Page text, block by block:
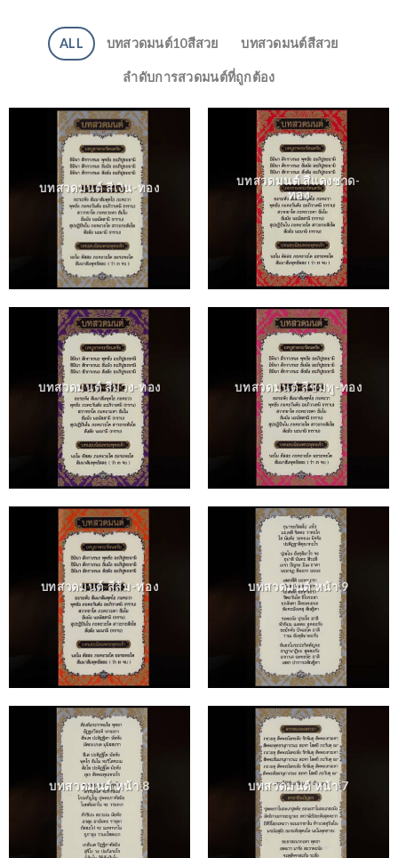
ALL บทสวดมนต์10สีสวย บทสวดมนต์สีสวย
ลำดับการสวดมนต์ที่ถูกต้อง
บทสวดมนต์ สีเงิน-ทอง
บทสวดมนต์ สีแดงชาด-
ทอง
บทสวดมนต์ สีม่วง-ทอง บทสวดมนต์ สีชมพู-ทอง
บทสวดมนต์ สีส้ม-ทอง บทสวดมนต์ หน้า 9
บทสวดมนต์ หน้า 8 บทสวดมนต์ หน้า 7